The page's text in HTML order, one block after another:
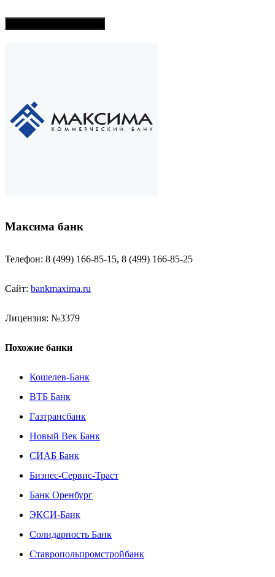
Максима банк
Телефон: 8 (499) 166-85-15, 8 (499) 166-85-25
Сайт: bankmaxima.ru
Лицензия: №3379
Похожие банки
Кошелев-Банк
ВТБ Банк
Газтрансбанк
Новый Век Банк
СИАБ Банк
Бизнес-Сервис-Траст
Банк Оренбург
ЭКСИ-Банк
Солидарность Банк
Ставропольпромстройбанк